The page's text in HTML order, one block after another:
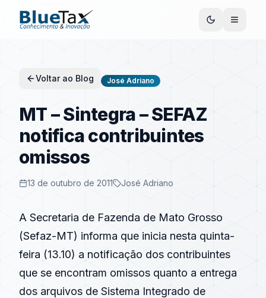
Voltar ao Blog José Adriano
MT – Sintegra – SEFAZ
notifica contribuintes
omissos
13 de outubro de 2011 José Adriano
A Secretaria de Fazenda de Mato Grosso
(Sefaz-MT) informa que inicia nesta quinta-
feira (13.10) a notificação dos contribuintes
que se encontram omissos quanto a entrega
dos arquivos de Sistema Integrado de